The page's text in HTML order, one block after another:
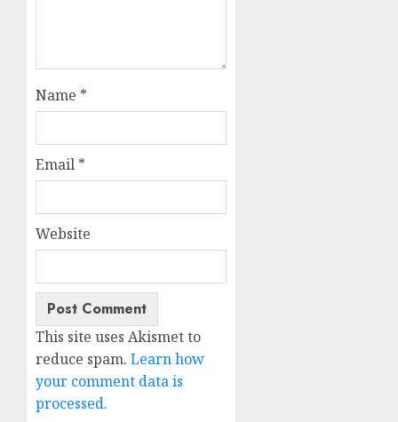
Name *
Email *
Website
This site uses Akismet to
reduce spam. Learn how
your comment data is
processed.